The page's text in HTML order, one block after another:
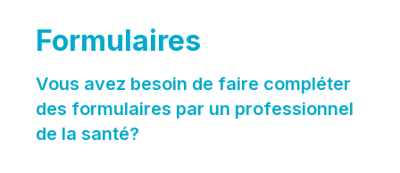
Formulaires
Vous avez besoin de faire compléter
des formulaires par un professionnel
de la santé?